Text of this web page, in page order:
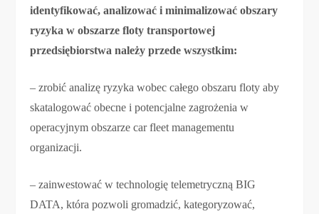
identyfikować, analizować i minimalizować obszary
ryzyka w obszarze floty transportowej
przedsiębiorstwa należy przede wszystkim:
– zrobić analizę ryzyka wobec całego obszaru floty aby
skatalogować obecne i potencjalne zagrożenia w
operacyjnym obszarze car fleet managementu
organizacji.
– zainwestować w technologię telemetryczną BIG
DATA, która pozwoli gromadzić, kategoryzować,